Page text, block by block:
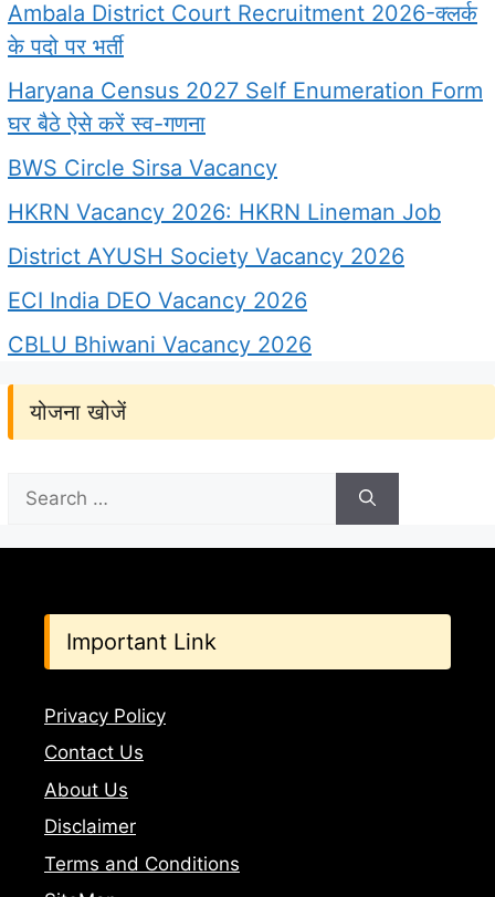
Ambala District Court Recruitment 2026-क्लर्क
के पदो पर भर्ती
Haryana Census 2027 Self Enumeration Form
घर बैठे ऐसे करें स्व-गणना
BWS Circle Sirsa Vacancy
HKRN Vacancy 2026: HKRN Lineman Job
District AYUSH Society Vacancy 2026
ECI India DEO Vacancy 2026
CBLU Bhiwani Vacancy 2026
योजना खोजें
for:
Important Link
Privacy Policy
Contact Us
About Us
Disclaimer
Terms and Conditions